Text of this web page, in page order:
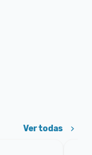
Ver todas